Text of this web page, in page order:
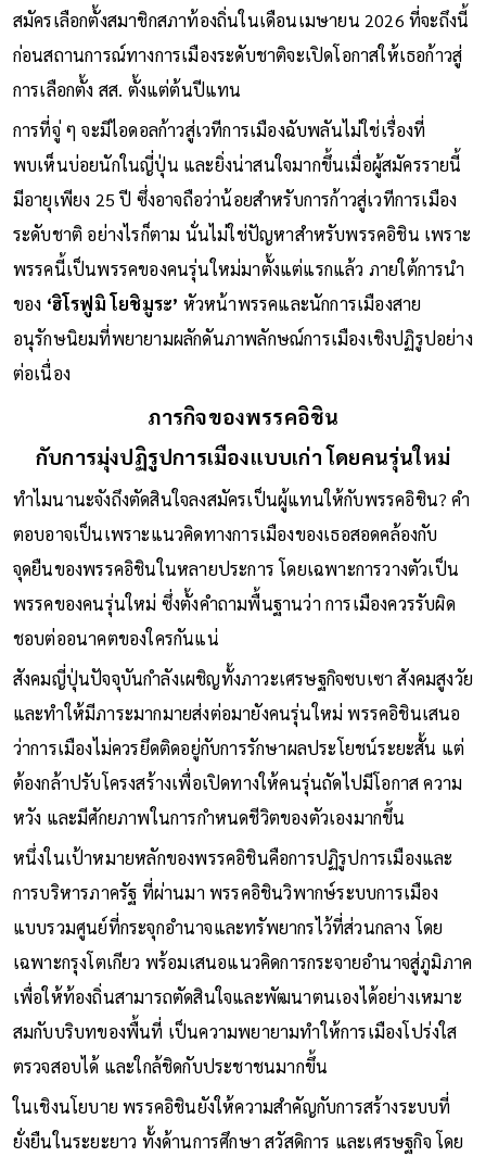
สมัครเลือกตั้งสมาชิกสภาท้องถิ่นในเดือนเมษายน 2026 ที่จะถึงนี้
ก่อนสถานการณ์ทางการเมืองระดับชาติจะเปิดโอกาสให้เธอก้าวสู่
การเลือกตั้ง สส. ตั้งแต่ต้นปีแทน
การที่จู่ ๆ จะมีไอดอลก้าวสู่เวทีการเมืองฉับพลันไม่ใช่เรื่องที่
พบเห็นบ่อยนักในญี่ปุ่น และยิ่งน่าสนใจมากขึ้นเมื่อผู้สมัครรายนี้
มีอายุเพียง 25 ปี ซึ่งอาจถือว่าน้อยสำหรับการก้าวสู่เวทีการเมือง
ระดับชาติ อย่างไรก็ตาม นั่นไม่ใช่ปัญหาสำหรับพรรคอิชิน เพราะ
พรรคนี้เป็นพรรคของคนรุ่นใหม่มาตั้งแต่แรกแล้ว ภายใต้การนำ
ของ ‘ฮิโรฟูมิ โยชิมูระ’ หัวหน้าพรรคและนักการเมืองสาย
อนุรักษนิยมที่พยายามผลักดันภาพลักษณ์การเมืองเชิงปฏิรูปอย่าง
ต่อเนื่อง
ภารกิจของพรรคอิชิน
กับการมุ่งปฏิรูปการเมืองแบบเก่า โดยคนรุ่นใหม่
ทำไมนานะจังถึงตัดสินใจลงสมัครเป็นผู้แทนให้กับพรรคอิชิน? คำ
ตอบอาจเป็นเพราะแนวคิดทางการเมืองของเธอสอดคล้องกับ
จุดยืนของพรรคอิชินในหลายประการ โดยเฉพาะการวางตัวเป็น
พรรคของคนรุ่นใหม่ ซึ่งตั้งคำถามพื้นฐานว่า การเมืองควรรับผิด
ชอบต่ออนาคตของใครกันแน่
สังคมญี่ปุ่นปัจจุบันกำลังเผชิญทั้งภาวะเศรษฐกิจซบเซา สังคมสูงวัย
และทำให้มีภาระมากมายส่งต่อมายังคนรุ่นใหม่ พรรคอิชินเสนอ
ว่าการเมืองไม่ควรยึดติดอยู่กับการรักษาผลประโยชน์ระยะสั้น แต่
ต้องกล้าปรับโครงสร้างเพื่อเปิดทางให้คนรุ่นถัดไปมีโอกาส ความ
หวัง และมีศักยภาพในการกำหนดชีวิตของตัวเองมากขึ้น
หนึ่งในเป้าหมายหลักของพรรคอิชินคือการปฏิรูปการเมืองและ
การบริหารภาครัฐ ที่ผ่านมา พรรคอิชินวิพากษ์ระบบการเมือง
แบบรวมศูนย์ที่กระจุกอำนาจและทรัพยากรไว้ที่ส่วนกลาง โดย
เฉพาะกรุงโตเกียว พร้อมเสนอแนวคิดการกระจายอำนาจสู่ภูมิภาค
เพื่อให้ท้องถิ่นสามารถตัดสินใจและพัฒนาตนเองได้อย่างเหมาะ
สมกับบริบทของพื้นที่ เป็นความพยายามทำให้การเมืองโปร่งใส
ตรวจสอบได้ และใกล้ชิดกับประชาชนมากขึ้น
ในเชิงนโยบาย พรรคอิชินยังให้ความสำคัญกับการสร้างระบบที่
ยั่งยืนในระยะยาว ทั้งด้านการศึกษา สวัสดิการ และเศรษฐกิจ โดย